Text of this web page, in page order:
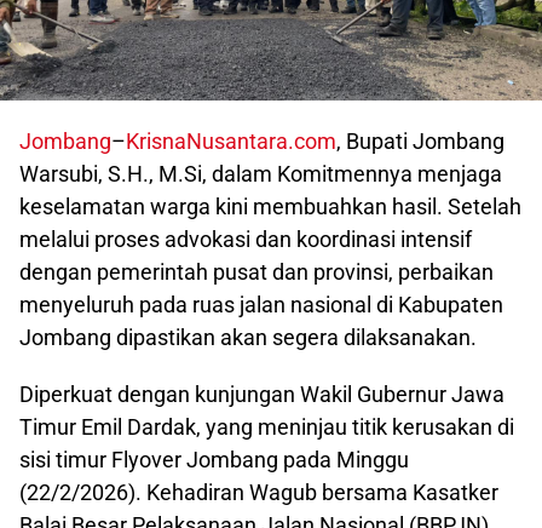
Jombang–KrisnaNusantara.com, Bupati Jombang
Warsubi, S.H., M.Si, dalam Komitmennya menjaga
keselamatan warga kini membuahkan hasil. Setelah
melalui proses advokasi dan koordinasi intensif
dengan pemerintah pusat dan provinsi, perbaikan
menyeluruh pada ruas jalan nasional di Kabupaten
Jombang dipastikan akan segera dilaksanakan.
Diperkuat dengan kunjungan Wakil Gubernur Jawa
Timur Emil Dardak, yang meninjau titik kerusakan di
sisi timur Flyover Jombang pada Minggu
(22/2/2026). Kehadiran Wagub bersama Kasatker